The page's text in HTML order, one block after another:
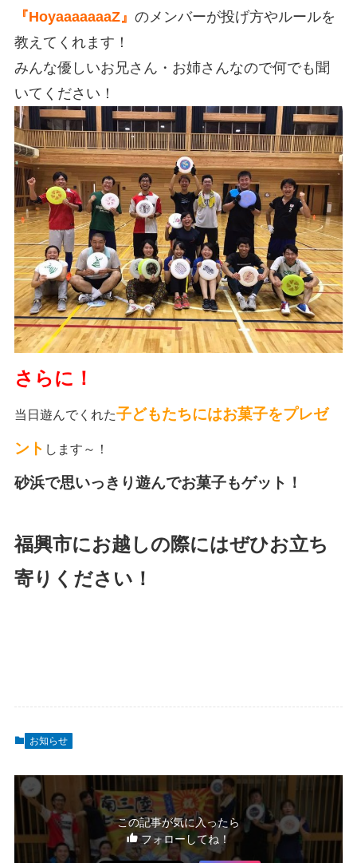
『HoyaaaaaaaZ』 のメンバーが投げ方やルールを
教えてくれます！
みんな優しいお兄さん・お姉さんなので何でも聞
いてください！
さらに！
当日遊んでくれた子どもたちにはお菓子をプレゼ
ント します～！
砂浜で思いっきり遊んでお菓子もゲット！
福興市にお越しの際にはぜひお立ち
寄りください！
お知らせ
この記事が気に入ったら
フォローしてね！